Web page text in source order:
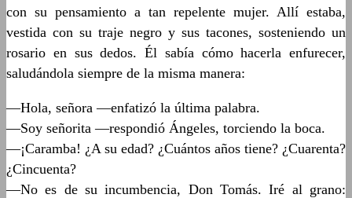
con su pensamiento a tan repelente mujer. Allí estaba,
vestida con su traje negro y sus tacones, sosteniendo un
rosario en sus dedos. Él sabía cómo hacerla enfurecer,
saludándola siempre de la misma manera:
—Hola, señora —enfatizó la última palabra.
—Soy señorita —respondió Ángeles, torciendo la boca.
—¡Caramba! ¿A su edad? ¿Cuántos años tiene? ¿Cuarenta?
¿Cincuenta?
—No es de su incumbencia, Don Tomás. Iré al grano: